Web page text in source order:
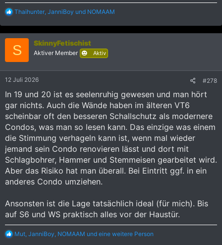
R
a
k
i
n
:
Thaihunter, JanniBoy und NOMAAM
S SkinnyFetischist
Aktiver Member Aktiv
12 Juli 2026 #278
In 19 und 20 ist es seelenruhig gewesen und man hört
gar nichts. Auch die Wände haben im älteren VT6
scheinbar oft den besseren Schallschutz als modernere
Condos, was man so lesen kann. Das einzige was einem
die Stimmung verhageln kann ist, wenn mal wieder
jemand sein Condo renovieren lässt und dort mit
Schlagbohrer, Hammer und Stemmeisen gearbeitet wird.
Aber das Risiko hat man überall. Bei Eintritt ggf. in ein
anderes Condo umziehen.
Ansonsten ist die Lage tatsächlich ideal (für mich). Bis
auf S6 und WS praktisch alles vor der Haustür.
R
Mut, JanniBoy, NOMAAM und eine weitere Person